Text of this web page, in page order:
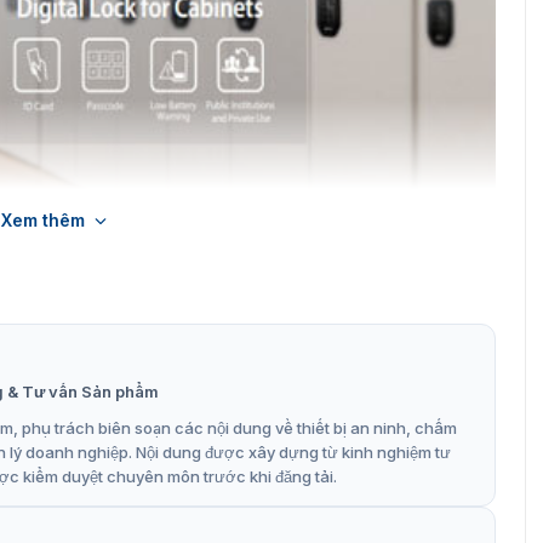
mới nhất được VietnamSmart phân phối chính hãng
kế và sản xuất dựa trên nét chấm phá rất tiêu biểu.
dùng thì các thiết bị sẽ được gắn chíp bo mạch hiện đại
sản phẩm sao cho phù hợp với các hệ thống đó cửa.
kim loại của trang thiết bị…
tủ đồ công nghệ ZKTeco CL10
Xem thêm
Tư vấn Sản phẩm
phụ trách biên soạn các nội dung về thiết bị an ninh, chấm
doanh nghiệp. Nội dung được xây dựng từ kinh nghiệm tư
kiểm duyệt chuyên môn trước khi đăng tải.